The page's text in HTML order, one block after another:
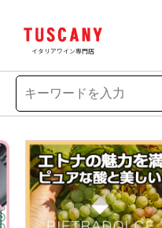
イタリアワイン専門店